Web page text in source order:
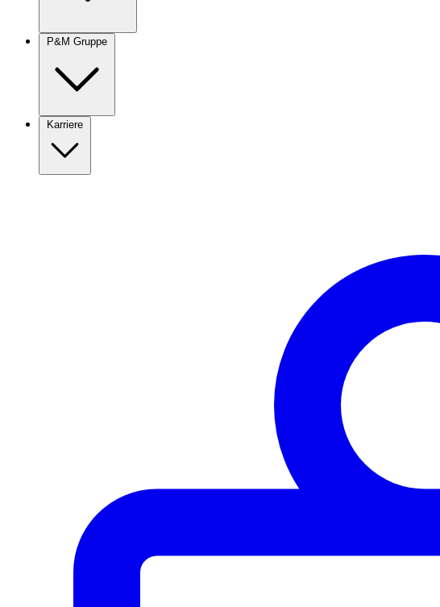
P&M Gruppe
Karriere